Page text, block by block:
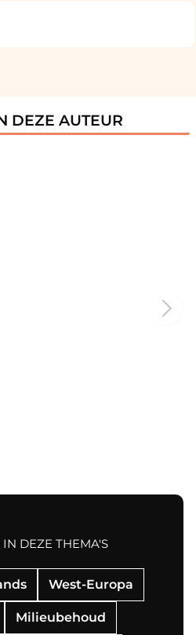
DEZE AUTEUR
West-Europa
Milieubehoud
IN DEZE THEMA'S